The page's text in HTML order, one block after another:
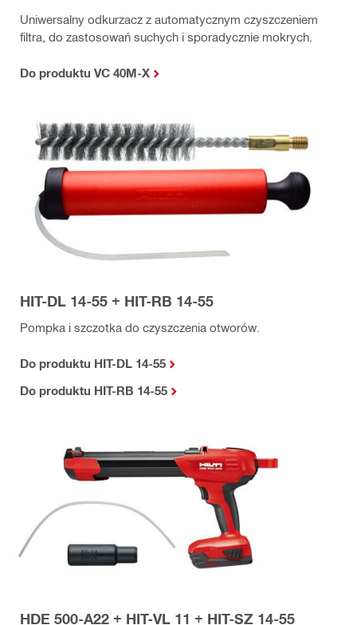
Uniwersalny odkurzacz z automatycznym czyszczeniem
filtra, do zastosowań suchych i sporadycznie mokrych.
Do produktu VC 40M-X
HIT-DL 14-55 + HIT-RB 14-55
Pompka i szczotka do czyszczenia otworów.
Do produktu HIT-DL 14-55
Do produktu HIT-RB 14-55
HDE 500-A22 + HIT-VL 11 + HIT-SZ 14-55